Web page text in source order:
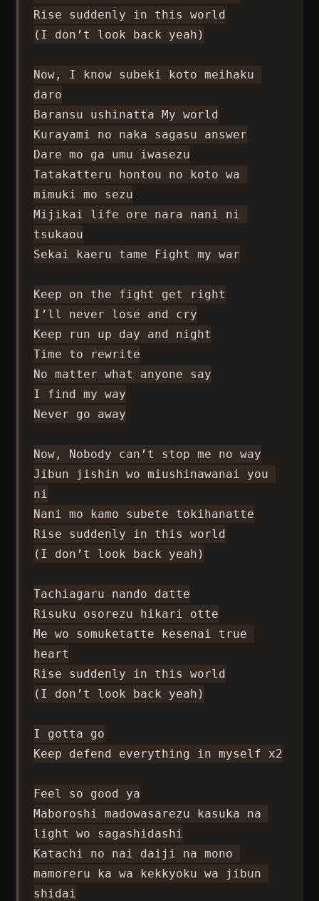
Rise suddenly in this world
(I don’t look back yeah)
Now, I know subeki koto meihaku
daro
Baransu ushinatta My world
Kurayami no naka sagasu answer
Dare mo ga umu iwasezu
Tatakatteru hontou no koto wa
mimuki mo sezu
Mijikai life ore nara nani ni
tsukaou
Sekai kaeru tame Fight my war
Keep on the fight get right
I’ll never lose and cry
Keep run up day and night
Time to rewrite
No matter what anyone say
I find my way
Never go away
Now, Nobody can’t stop me no way
Jibun jishin wo miushinawanai you
ni
Nani mo kamo subete tokihanatte
Rise suddenly in this world
(I don’t look back yeah)
Tachiagaru nando datte
Risuku osorezu hikari otte
Me wo somuketatte kesenai true
heart
Rise suddenly in this world
(I don’t look back yeah)
I gotta go
Keep defend everything in myself x2
Feel so good ya
Maboroshi madowasarezu kasuka na
light wo sagashidashi
Katachi no nai daiji na mono
mamoreru ka wa kekkyoku wa jibun
shidai